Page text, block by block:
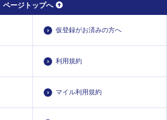
ページトップへ
仮登録がお済みの方へ
利用規約
マイル利用規約